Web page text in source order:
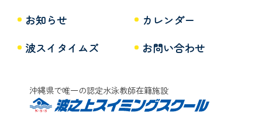
お知らせ
カレンダー
波スイタイムズ
お問い合わせ
沖縄県で唯一の認定水泳教師在籍施設